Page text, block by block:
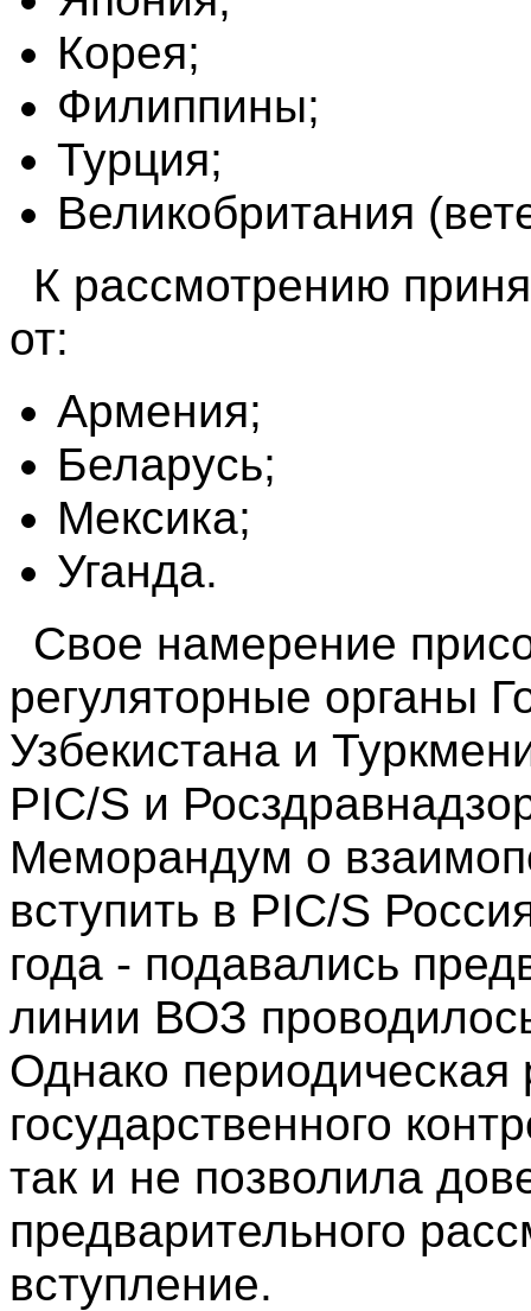
Корея;
Филиппины;
Турция;
Великобритания
К рассмотрению
от:
Армения;
Беларусь;
Мексика;
Уганда.
Свое намерение
регуляторные органы
Узбекистана и
PIC/S и
Меморандум о
вступить в PIC/S
года - подавались
линии ВОЗ
Однако периодическая
государственного
так и не позволила
предварительного
вступление.